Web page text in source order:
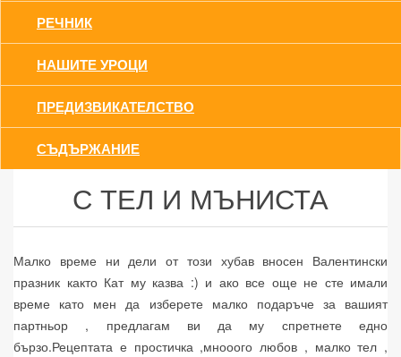
РЕЧНИК
НАШИТЕ УРОЦИ
ПРЕДИЗВИКАТЕЛСТВО
СЪДЪРЖАНИЕ
С ТЕЛ И МЪНИСТА
Малко време ни дели от този хубав вносен Валентински
празник както Кат му казва :) и ако все още не сте имали
време като мен да изберете малко подаръче за вашият
партньор , предлагам ви да му спретнете едно
бързо.Рецептата е простичка ,мнооого любов , малко тел ,